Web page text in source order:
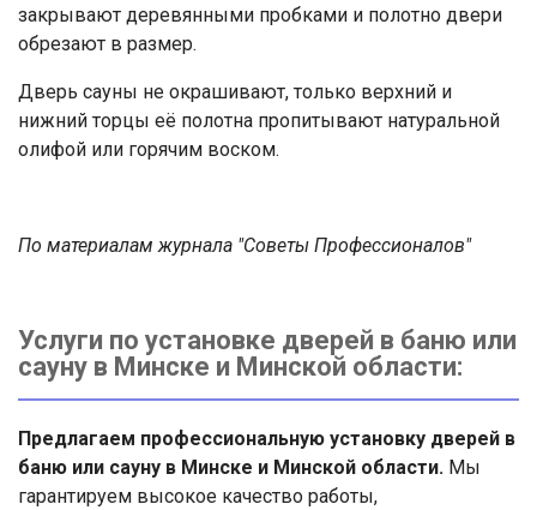
закрывают деревянными пробками и полотно двери
обрезают в размер.
Дверь сауны не окрашивают, только верхний и
нижний торцы её полотна пропитывают натуральной
олифой или горячим воском.
По материалам журнала "Советы Профессионалов"
Услуги по установке дверей в баню или
сауну в Минске и Минской области:
Предлагаем профессиональную установку дверей в
баню или сауну в Минске и Минской области. Мы
гарантируем высокое качество работы,